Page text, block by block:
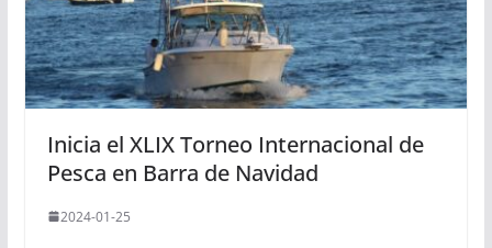
Inicia el XLIX Torneo Internacional de
Pesca en Barra de Navidad
2024-01-25